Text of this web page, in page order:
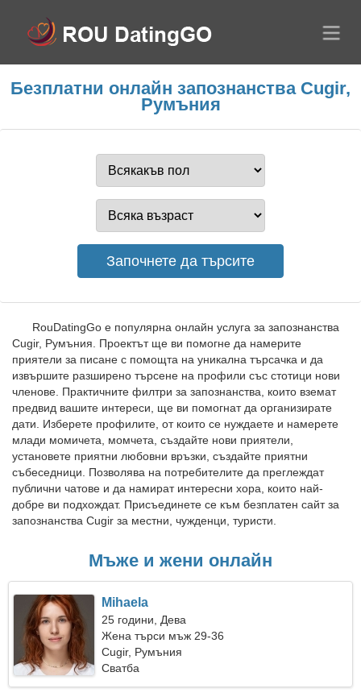
Безплатни онлайн запознанства Cugir,
Румъния
RouDatingGo е популярна онлайн услуга за запознанства
Cugir, Румъния. Проектът ще ви помогне да намерите
приятели за писане с помощта на уникална търсачка и да
извършите разширено търсене на профили със стотици нови
членове. Практичните филтри за запознанства, които вземат
предвид вашите интереси, ще ви помогнат да организирате
дати. Изберете профилите, от които се нуждаете и намерете
млади момичета, момчета, създайте нови приятели,
установете приятни любовни връзки, създайте приятни
събеседници. Позволява на потребителите да преглеждат
публични чатове и да намират интересни хора, които най-
добре ви подхождат. Присъединете се към безплатен сайт за
запознанства Cugir за местни, чужденци, туристи.
Мъже и жени онлайн
Mihaela
25 години, Дева
Жена търси мъж 29-36
Cugir, Румъния
Сватба